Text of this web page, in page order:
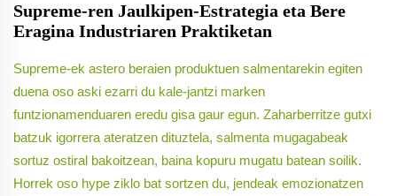
Supreme-ren Jaulkipen-Estrategia eta Bere
Eragina Industriaren Praktiketan
Supreme-ek astero beraien produktuen salmentarekin egiten
duena oso aski ezarri du kale-jantzi marken
funtzionamenduaren eredu gisa gaur egun. Zaharberritze gutxi
batzuk igorrera ateratzen dituztela, salmenta mugagabeak
sortuz ostiral bakoitzean, baina kopuru mugatu batean soilik.
Horrek oso hype ziklo bat sortzen du, jendeak emozionatzen